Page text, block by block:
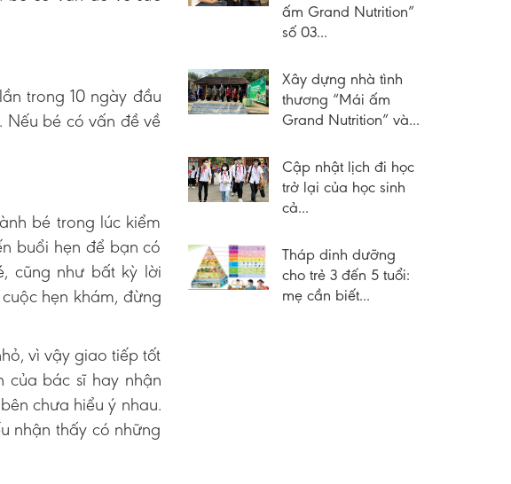
trong 10 ngày đầu
Nếu bé có vấn đề về
bé trong lúc kiểm
buổi hẹn để bạn có
cũng như bất kỳ lời
hẹn khám, đừng
vì vậy giao tiếp tốt
của bác sĩ hay nhận
chưa hiểu ý nhau.
nhận thấy có những
ấm Grand Nutrition”
số 03...
Xây dựng nhà tình
thương “Mái ấm
Grand Nutrition” và...
Cập nhật lịch đi học
trở lại của học sinh
cả...
Tháp dinh dưỡng
cho trẻ 3 đến 5 tuổi:
mẹ cần biết...